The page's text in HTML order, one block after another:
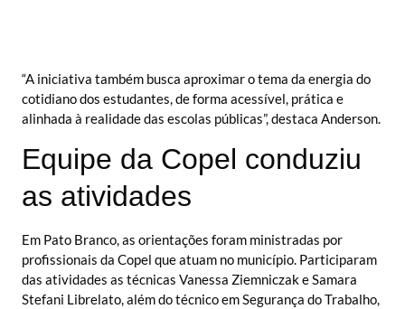
“A iniciativa também busca aproximar o tema da energia do
cotidiano dos estudantes, de forma acessível, prática e
alinhada à realidade das escolas públicas”, destaca Anderson.
Equipe da Copel conduziu
as atividades
Em Pato Branco, as orientações foram ministradas por
profissionais da Copel que atuam no município. Participaram
das atividades as técnicas Vanessa Ziemniczak e Samara
Stefani Librelato, além do técnico em Segurança do Trabalho,